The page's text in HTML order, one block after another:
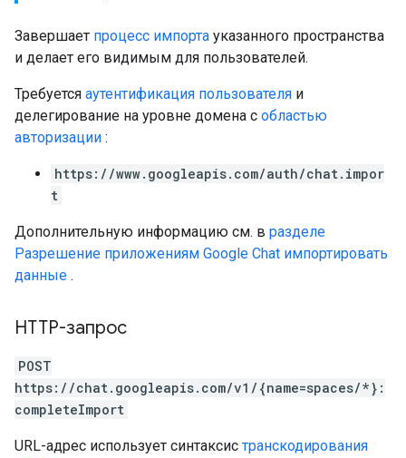
Завершает процесс импорта указанного пространства
и делает его видимым для пользователей.
Требуется аутентификация пользователя и
делегирование на уровне домена с областью
авторизации :
https://www.googleapis.com/auth/chat.impor
t
Дополнительную информацию см. в разделе
Разрешение приложениям Google Chat импортировать
данные .
HTTP-запрос
POST
https://chat.googleapis.com/v1/{name=spaces/*}:
completeImport
URL-адрес использует синтаксис транскодирования